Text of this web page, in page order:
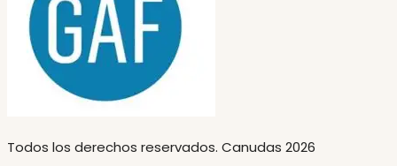
Todos los derechos reservados. Canudas 2026